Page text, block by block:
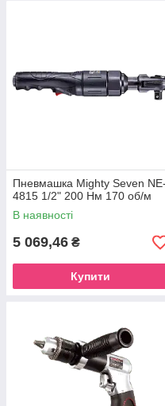
Пневмашка Mighty Seven NE-
4815 1/2" 200 Нм 170 об/м
В наявності
5 069,46 ₴
Купити